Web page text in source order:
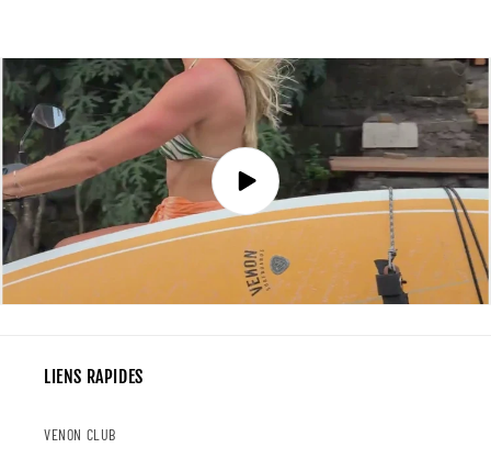
LIENS RAPIDES
VENON CLUB